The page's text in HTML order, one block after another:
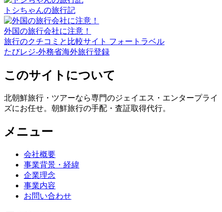
トシちゃんの旅行記
外国の旅行会社に注意！
旅行のクチコミと比較サイト フォートラベル
たびレジ-外務省海外旅行登録
このサイトについて
北朝鮮旅行・ツアーなら専門のジェイエス・エンタープライ
ズにお任せ。朝鮮旅行の手配・査証取得代行。
メニュー
会社概要
事業背景・経緯
企業理念
事業内容
お問い合わせ